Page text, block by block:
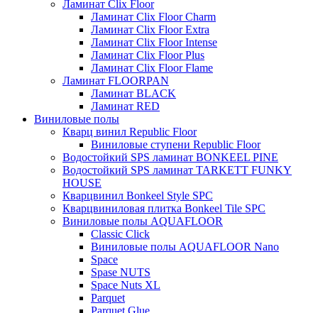
Ламинат Clix Floor
Ламинат Clix Floor Charm
Ламинат Clix Floor Extra
Ламинат Clix Floor Intense
Ламинат Clix Floor Plus
Ламинат Clix Floor Flame
Ламинат FLOORPAN
Ламинат BLACK
Ламинат RED
Виниловые полы
Кварц винил Republic Floor
Виниловые ступени Republic Floor
Водостойкий SPS ламинат BONKEEL PINE
Водостойкий SPS ламинат TARKETT FUNKY
HOUSE
Кварцвинил Bonkeel Style SPC
Кварцвиниловая плитка Bonkeel Tile SPC
Виниловые полы AQUAFLOOR
Classic Click
Виниловые полы AQUAFLOOR Nano
Space
Spase NUTS
Space Nuts XL
Parquet
Parquet Glue